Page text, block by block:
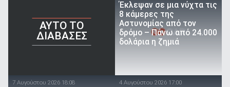
AYTO TO
ΔΙΑΒΑΣΕΣ
Έκλεψαν σε μια νύχτα τις
8 κάμερες της
Αστυνομίας από τον
δρόμο – Πάνω από 24.000
δολάρια η ζημιά
7 Αυγούστου 2026 18:08 4 Αυγούστου 2026 17:00